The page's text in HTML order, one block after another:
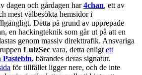
dagen och gårdagen har4chan, ett av
mest välbesökta hemsidor i
Detta på grund av upprepade
en hackingteknik som går ut på att en
genom massiv direkttrafik. Ansvariga
LulzSec vara, detta enligt ett
Pastebin, bärandes deras signatur.
för tillfället ligger nere, och de inte